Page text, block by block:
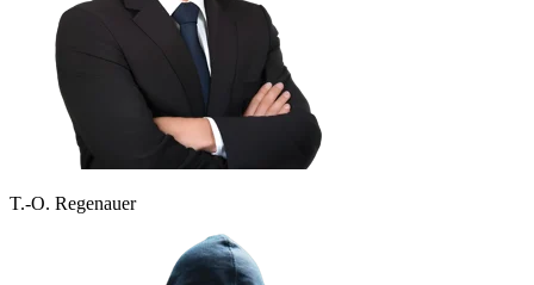
T.-O. Regenauer